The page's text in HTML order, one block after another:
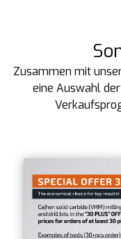
Zusammen mit
eine Auswahl